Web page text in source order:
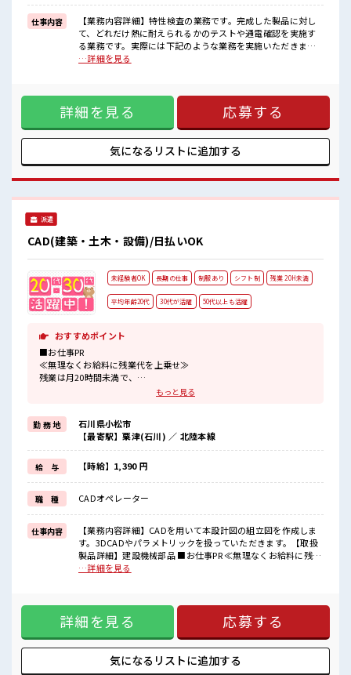
■職場の雰囲気
20代の若い世代がたくさん活躍中の活気ある職場！
一息つける休憩スペースもあります！
職場にはロッカー完備！
仕事内容
【業務内容詳細】特性検査の業務です。完成した製品に対し
て、どれだけ熱に耐えられるかのテストや通電確認を実施す
る業務です。実際には下記のような業務を実施いただきま
す。・製品が乗っているパレットを機械にセット・機械への
たい人向け≫ 高収入を希望される方にオススメ。 残業は月20
時間以上あります♪ ≪機能的な制服アリ≫ 制服があるので、
毎日の服装の悩み解消♪ ≪未経験OKの仕事≫ 新しいことに
チャレンジするのは不安だけど、 しっかり働く環境が整って
います！ イチからスキルUP・ステップUP目指していきまし
ょう！ ≪収入アップを目指せる≫ 高時給だらけの派遣のお仕
活気ある職場！ 一息つける休憩スペースもあります！ 職場に
はロッカー完備！ 私物の置きすぎには注意が必要ですね★
…詳細を見る
詳細を見る 応募する
気になるリストに追加する
派遣
CAD(建築・土木・設備)/日払いOK
未経験者OK 長期の仕事 制服あり シフト制 残業 20H未満
平均年齢20代 30代が活躍 50代以上も活躍
おすすめポイント
■お仕事PR
≪無理なくお給料に残業代を上乗せ≫
残業は月20時間未満で、
制服があるので、
毎日の服装の悩み解消♪
≪初めての仕事だけど自分にもできそう≫
新しいことにチャレンジするのは不安だけど、
しっかり働く環境が整っています！
イチからスキルUP・ステップUP目指していきましょう！
≪自分に向いている仕事が探せる≫
困った事などがあれば、
担当がしっかりサポートします！
■職場の雰囲気
20代が多数活躍中！
社会人経験が浅くてもOK！
もっと見る
勤 務 地
石川県小松市
【最寄駅】粟津(石川) ／ 北陸本線
給 与 【時給】1,390 円
職 種 CADオペレーター
仕事内容
【業務内容詳細】CADを用いて本設計図の組立図を作成しま
す。3DCADやパラメトリックを扱っていただきます。【取扱
製品詳細】建設機械部品 ■お仕事PR ≪無理なくお給料に残業
代を上乗せ≫ 残業は月20時間未満で、 ほどよく稼げます♪ ≪
チャレンジするのは不安だけど、 しっかり働く環境が整って
います！ イチからスキルUP・ステップUP目指していきまし
ょう！ ≪自分に向いている仕事が探せる≫ 困った事などがあ
れば、 担当がしっかりサポートします！ ■職場の雰囲気 20代
が多数活躍中！ 社会人経験が浅くてもOK！ ここから経験積
んでいきましょ！ ホドよく残業があるのでホドよく働きたい
…詳細を見る
詳細を見る 応募する
気になるリストに追加する